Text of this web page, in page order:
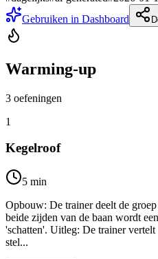
Gebruiken in Dashboard
Warming-up
3 oefeningen
1
Kegelroof
5 min
Opbouw: De trainer deelt de
beide zijden van de baan wordt
'schatten'. Uitleg: De trainer vertelt
stel...